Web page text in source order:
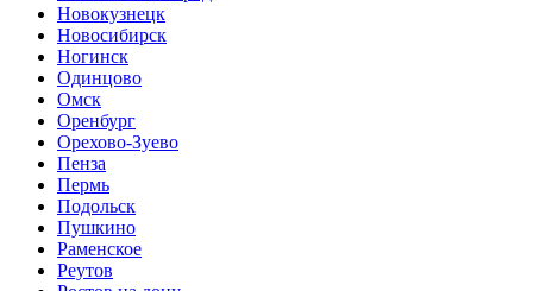
Новокузнецк
Новосибирск
Ногинск
Одинцово
Омск
Оренбург
Орехово-Зуево
Пенза
Пермь
Подольск
Пушкино
Раменское
Реутов